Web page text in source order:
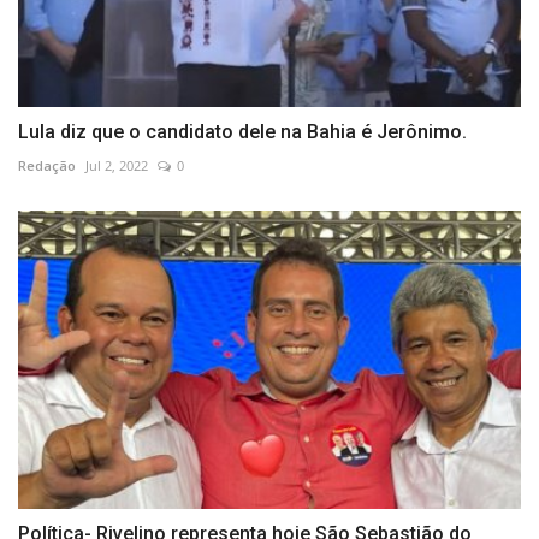
Lula diz que o candidato dele na Bahia é Jerônimo.
Redação Jul 2, 2022 0
Política- Rivelino representa hoje São Sebastião do